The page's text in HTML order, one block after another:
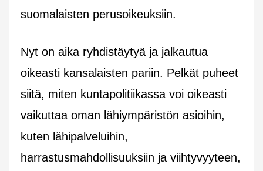
suomalaisten perusoikeuksiin.
Nyt on aika ryhdistäytyä ja jalkautua
oikeasti kansalaisten pariin. Pelkät puheet
siitä, miten kuntapolitiikassa voi oikeasti
vaikuttaa oman lähiympäristön asioihin,
kuten lähipalveluihin,
harrastusmahdollisuuksiin ja viihtyvyyteen,